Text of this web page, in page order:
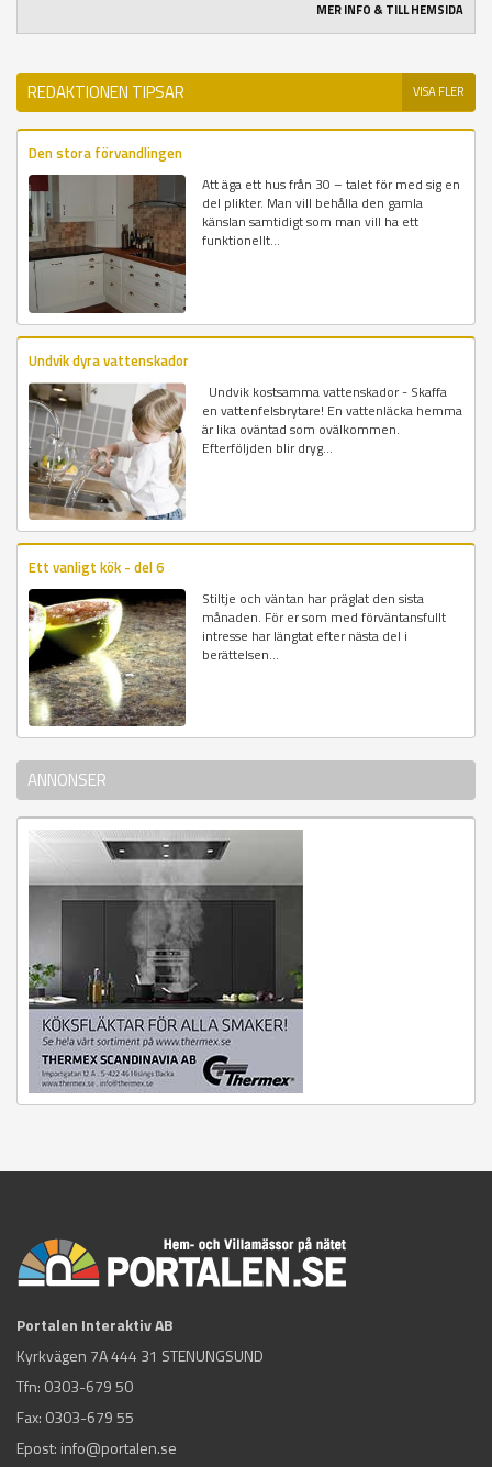
MER INFO & TILL HEMSIDA
REDAKTIONEN TIPSAR VISA FLER
Den stora förvandlingen
Att äga ett hus från 30 – talet för med sig en
del plikter. Man vill behålla den gamla
känslan samtidigt som man vill ha ett
funktionellt...
Undvik dyra vattenskador
Undvik kostsamma vattenskador - Skaffa
en vattenfelsbrytare! En vattenläcka hemma
är lika oväntad som ovälkommen.
Efterföljden blir dryg...
Ett vanligt kök - del 6
Stiltje och väntan har präglat den sista
månaden. För er som med förväntansfullt
intresse har längtat efter nästa del i
berättelsen...
ANNONSER
Portalen Interaktiv AB
Kyrkvägen 7A 444 31 STENUNGSUND
Tfn: 0303-679 50
Fax: 0303-679 55
Epost: info@portalen.se